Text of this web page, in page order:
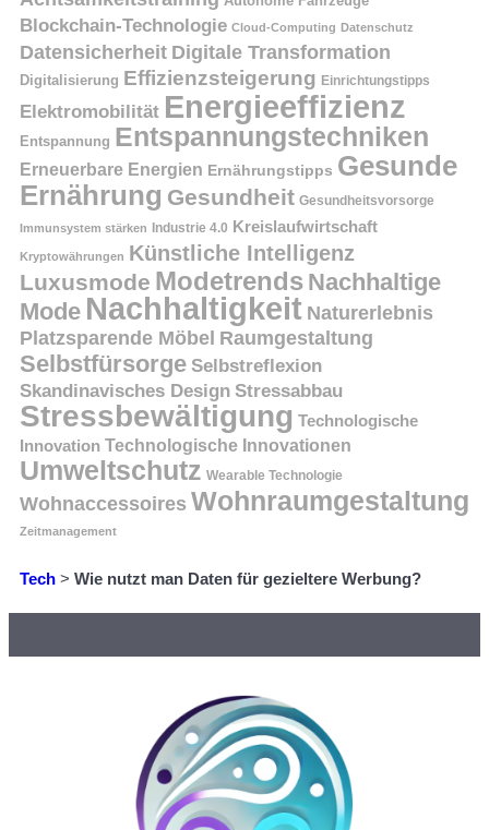
Blockchain-Technologie Cloud-Computing Datenschutz
Datensicherheit Digitale Transformation
Digitalisierung Effizienzsteigerung Einrichtungstipps
Elektromobilität Energieeffizienz
Entspannung Entspannungstechniken
Erneuerbare Energien Ernährungstipps Gesunde
Ernährung Gesundheit Gesundheitsvorsorge
Immunsystem stärken Industrie 4.0 Kreislaufwirtschaft
Kryptowährungen Künstliche Intelligenz
Luxusmode Modetrends Nachhaltige
Mode Nachhaltigkeit Naturerlebnis
Platzsparende Möbel Raumgestaltung
Selbstfürsorge Selbstreflexion
Skandinavisches Design Stressabbau
Stressbewältigung Technologische
Innovation Technologische Innovationen
Umweltschutz Wearable Technologie
Wohnaccessoires Wohnraumgestaltung
Zeitmanagement
Tech > Wie nutzt man Daten für gezieltere Werbung?